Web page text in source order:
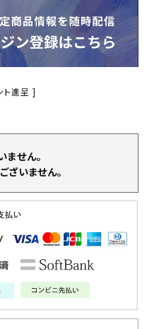
ト進呈 ]
ません。
ざいません。